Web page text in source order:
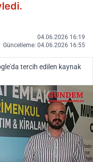
04.06.2026 16:19
Güncelleme: 04.06.2026 16:55
tercih edilen kaynak